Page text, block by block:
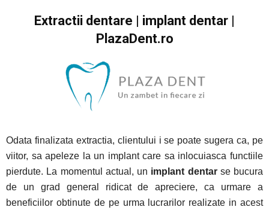
Extractii dentare | implant dentar |
PlazaDent.ro
Odata finalizata extractia, clientului i se poate sugera ca, pe
viitor, sa apeleze la un implant care sa inlocuiasca functiile
pierdute. La momentul actual, un implant dentar se bucura
de un grad general ridicat de apreciere, ca urmare a
beneficiilor obtinute de pe urma lucrarilor realizate in acest